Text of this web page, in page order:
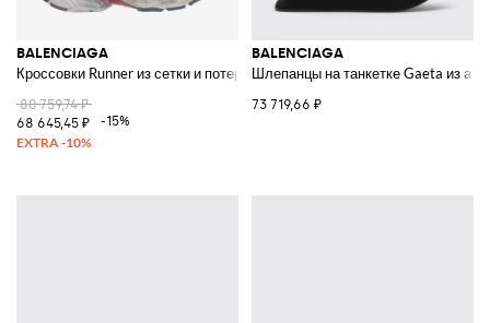
BALENCIAGA
Кроссовки Runner из сетки и потертой резины
80 759,74 ₽
68 645,45 ₽
-15%
BALENCIAGA
Шлепанцы на танкетке Gaeta из
73 719,66 ₽